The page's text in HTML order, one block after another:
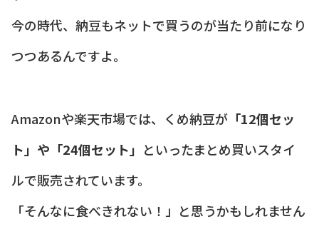
今の時代、納豆もネットで買うのが当たり前になり
つつあるんですよ。
Amazonや楽天市場では、くめ納豆が 「12個セッ
ト」や「24個セット」 といったまとめ買いスタイ
ルで販売されています。
「そんなに食べきれない！」と思うかもしれません